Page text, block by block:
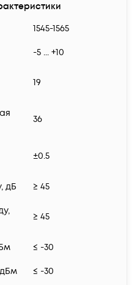
1545-1565
-5 ... +10
19
36
±0.5
дБ ≥ 45
≥ 45
≤ -30
≤ -30